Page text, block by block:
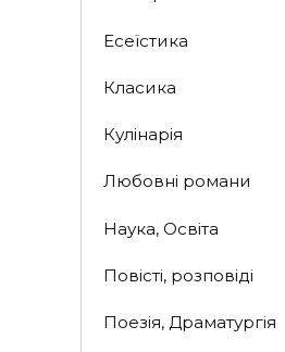
Есеїстика
Класика
Кулінарія
Любовні романи
Наука, Освіта
Повісті, розповіді
Поезія, Драматургія